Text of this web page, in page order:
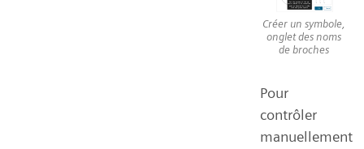
Créer un symbole,
onglet des noms
de broches
Pour
contrôler
manuellement